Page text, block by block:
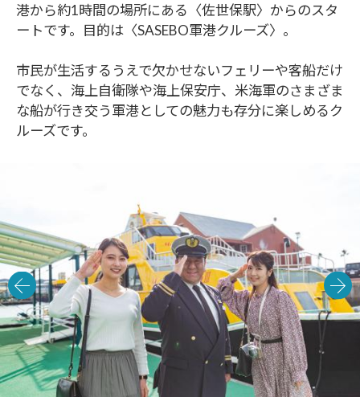
港から約1時間の場所にある〈佐世保駅〉からのスタ
ートです。目的は〈SASEBO軍港クルーズ〉。
市民が生活するうえで欠かせないフェリーや客船だけ
でなく、海上自衛隊や海上保安庁、米海軍のさまざま
な船が行き交う軍港としての魅力も存分に楽しめるク
ルーズです。